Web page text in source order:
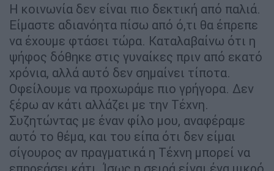
Η κοινωνία δεν είναι πιο δεκτική από παλιά.
Είμαστε αδιανόητα πίσω από ό,τι θα έπρεπε
να έχουμε φτάσει τώρα. Καταλαβαίνω ότι η
ψήφος δόθηκε στις γυναίκες πριν από εκατό
χρόνια, αλλά αυτό δεν σημαίνει τίποτα.
Οφείλουμε να προχωράμε πιο γρήγορα. Δεν
ξέρω αν κάτι αλλάζει με την Τέχνη.
Συζητώντας με έναν φίλο μου, αναφέραμε
αυτό το θέμα, και του είπα ότι δεν είμαι
σίγουρος αν πραγματικά η Τέχνη μπορεί να